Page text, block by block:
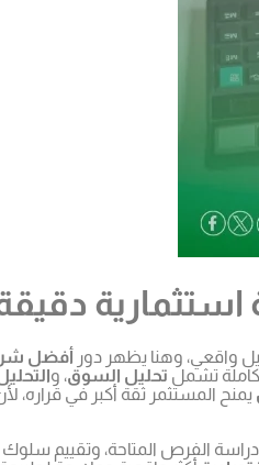
واقعي، وهنا يظهر دور أفضل
تشمل تحليل السوق، و
يمنح المستثمر ثقة أكبر في
الفرص المتاحة، وتقييم